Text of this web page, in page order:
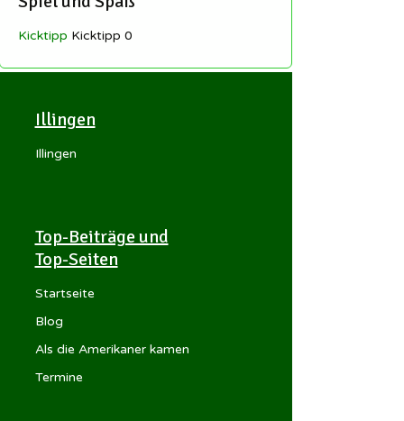
Kicktipp Kicktipp 0
Illingen
Illingen
Top-Beiträge und
Top-Seiten
Startseite
Blog
Als die Amerikaner kamen
Termine